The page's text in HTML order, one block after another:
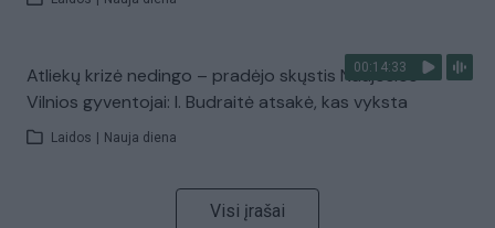
00:14:33
Atliekų krizė nedingo – pradėjo skųstis Naujosios
Vilnios gyventojai: I. Budraitė atsakė, kas vyksta
Laidos Nauja diena
Visi įrašai